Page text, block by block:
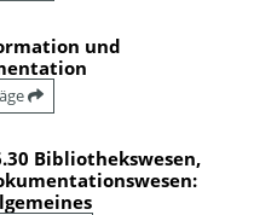
und
Bibliothekswesen,